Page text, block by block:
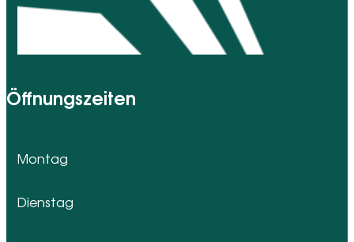
Öffnungszeiten
Montag
Dienstag